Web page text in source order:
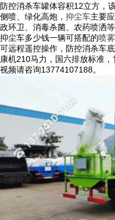
防控消杀车罐体容积12立方，
侧喷、绿化高炮， 抑尘车主要
政环卫、消毒杀菌、农药喷洒
抑尘车多少钱一辆可搭配的喷
可远程遥控操作，防控消杀车
康机210马力，国六排放标准
视频请咨询13774107188。